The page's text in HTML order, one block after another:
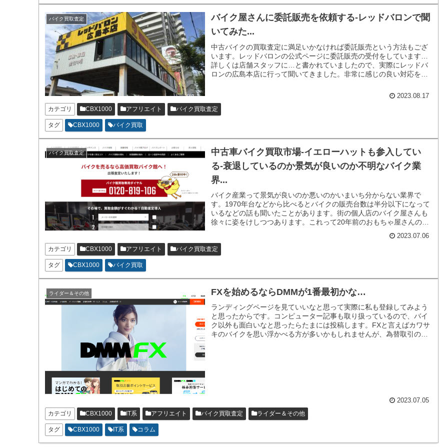
バイク買取査定
バイク屋さんに委託販売を依頼する-レッドバロンで聞
いてみた...
中古バイクの買取査定に満足いかなければ委託販売という方法もござ
います。レッドバロンの公式ページに委託販売の受付をしています…
詳しくは店舗スタッフに…と書かれていましたので、実際にレッドバ
ロンの広島本店に行って聞いてきました。非常に感じの良い対応をし
2023.08.17
カテゴリ
CBX1000 アフリエイト バイク買取査定
タグ CBX1000 バイク買取
バイク買取査定
中古車バイク買取市場-イエローハットも参入してい
る-衰退しているのか景気が良いのか不明なバイク業
界...
バイク産業って景気が良いのか悪いのかいまいち分からない業界で
す。1970年台などから比べるとバイクの販売台数は半分以下になって
いるなどの話も聞いたことがあります。街の個人店のバイク屋さんも
徐々に姿をけしつつあります。これって20年前のおもちゃ屋さんの事
2023.07.06
カテゴリ
CBX1000 アフリエイト バイク買取査定
タグ CBX1000 バイク買取
ライダー＆その他 FXを始めるならDMMが1番最初かな…
ランディングページを見ていいなと思って実際に私も登録してみよう
と思ったからです。コンピューター記事も取り扱っているので、バイ
ク以外も面白いなと思ったらたまには投稿します。FXと言えばカワサ
キのバイクを思い浮かべる方が多いかもしれませんが、為替取引のFX
2023.07.05
カテゴリ
CBX1000 IT系 アフリエイト バイク買取査定 ライダー＆その他
タグ CBX1000 IT系 コラム